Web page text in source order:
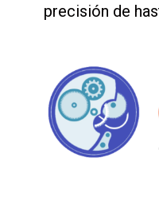
precisión de